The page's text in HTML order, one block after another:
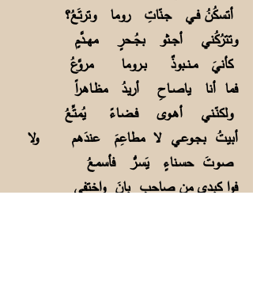
أتسكُنُ فــي جـنّاتِ روما وترتَعُ؟
وتترُكُني أجــثو بجُــحرٍ مهـــدَّمٍ
كأنيَ مــنــبوذٌ بــروما مروَّعُ
فما أنا ياصــاحِ أريـدُ مظـاهـراً
ولكنّـني أهــوى فــضـاءً يُمتِّعُ
أبيتُ بجــوعـي لا مطاعِمَ عندَهم ولا
صـوتَ حسـناءٍ يَسـرُّ فأسمعُ
فوا كبـدي من صاحبٍ بانَ واختفى